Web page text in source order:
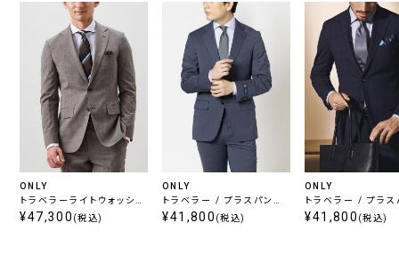
ONLY
トラベラーライトウォッシュ
/ プラスパンツセット ブラ
¥47,300 (税込)
ONLY
トラベラー / プラスパンツ
セット ブルー無地
¥41,800 (税込)
ONLY
トラベラー / プラス
セット ネイビー チ
¥41,800 (税込)